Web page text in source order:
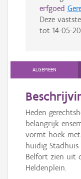
erfgoed
Deze
tot 14-05-
ALGEMEEN
Heden
belangrijk
vormt hoek
huidig Stadhuis
Belfort zien uit
Heldenplein.